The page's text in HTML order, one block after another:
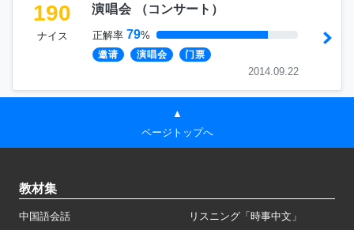
190
ナイス
演唱会 （コンサート ）
正解率 79%
邀请 演唱会 门票
2014.09.22
▲
ページトップへ
教材集
中国語会話
リスニング「時事中文」